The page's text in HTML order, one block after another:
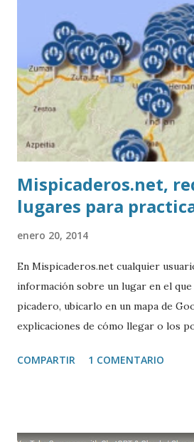
Mispicaderos.net,
lugares para
enero 20, 2014
En Mispicaderos.net cualquier
información sobre un lugar en el
picadero, ubicarlo en un mapa de
explicaciones de cómo llegar o los
el creador de este portal. Descargar
COMPARTIR 1 COMENTARIO